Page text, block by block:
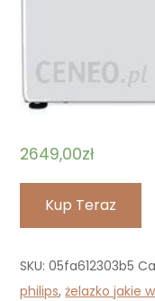
2649,00zł
Kup Teraz
SKU:05fa612303b5
philips,żelazko jakie